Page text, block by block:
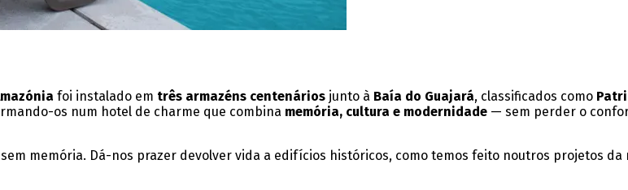
foi instalado em três armazéns centenáriosjunto à Baía do Guajará, classificados como
os num hotel de charme que combina memória, cultura e modernidade— sem perder o
memória. Dá-nos prazer devolver vida a edifícios históricos, como temos feito noutros projetos da